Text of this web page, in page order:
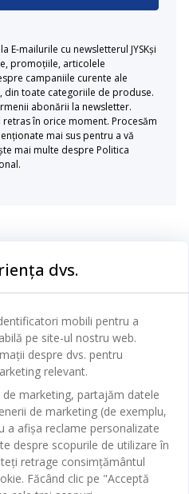
E-mailurile cu newsletterul JYSKși
promoțiile, articolele
campaniile curente ale
din toate categoriile de produse.
abonării la newsletter.
în orice moment. Procesăm
mai sus pentru a vă
mai multe despre Politica
41A mun. Chișinău, Republica
dvs.
mobili pentru a
pe site-ul nostru web.
despre dvs. pentru
relevant.
marketing, partajăm datele
de marketing (de exemplu,
a afișa reclame personalizate
despre scopurile de utilizare în
retrage consimțământul
Făcând clic pe "Acceptă